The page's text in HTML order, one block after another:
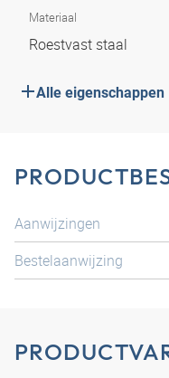
Materiaal
Roestvast staal
Alle eigenschappen
Aanwijzingen
Bestelaanwijzing